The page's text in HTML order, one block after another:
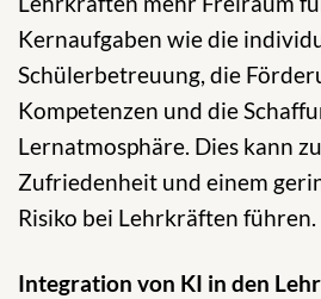
Kernaufgaben wie die
Schülerbetreuung, die
Kompetenzen und die
Lernatmosphäre. Dies kann
Zufriedenheit und einem
Risiko bei Lehrkräften führen.
Integration von KI in den